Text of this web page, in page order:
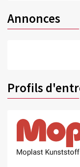
Annonces
Profils